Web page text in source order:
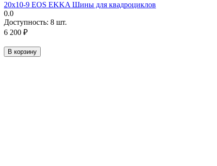
20х10-9 EOS EKKA Шины для квадроциклов
0.0
Доступность: 8 шт.
6 200 ₽
В корзину